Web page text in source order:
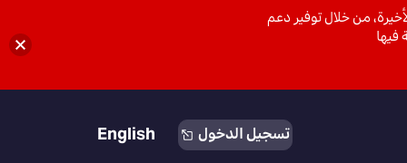
تسجيل الدخول English
من خلال توفير دعم